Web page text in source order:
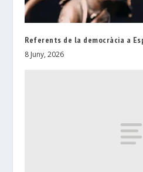
Referents de la democràcia a
8 Juny, 2026